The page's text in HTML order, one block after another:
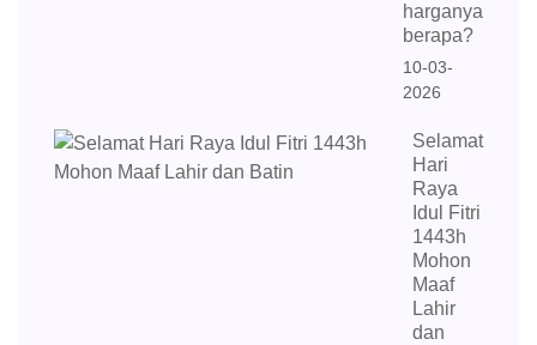
harganya
berapa?
10-03-
2026
Selamat
Hari
Raya
Idul Fitri
1443h
Mohon
Maaf
Lahir
dan